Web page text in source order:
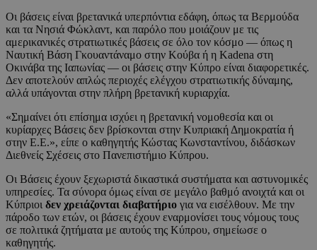
Οι βάσεις είναι βρετανικά υπερπόντια εδάφη, όπως τα Βερμούδα
και τα Νησιά Φώκλαντ, και παρόλο που μοιάζουν με τις
αμερικανικές στρατιωτικές βάσεις σε όλο τον κόσμο — όπως η
Ναυτική Βάση Γκουαντάναμο στην Κούβα ή η Kadena στη
Οκινάβα της Ιαπωνίας — οι βάσεις στην Κύπρο είναι διαφορετικές.
Δεν αποτελούν απλώς περιοχές ελέγχου στρατιωτικής δύναμης,
αλλά υπάγονται στην πλήρη βρετανική κυριαρχία.
«Σημαίνει ότι επίσημα ισχύει η βρετανική νομοθεσία και οι
κυρίαρχες Βάσεις δεν βρίσκονται στην Κυπριακή Δημοκρατία ή
στην Ε.Ε.», είπε ο καθηγητής Κώστας Κωνσταντίνου, διδάσκων
Διεθνείς Σχέσεις στο Πανεπιστήμιο Κύπρου.
Οι Βάσεις έχουν ξεχωριστά δικαστικά συστήματα και αστυνομικές
υπηρεσίες. Τα σύνορα όμως είναι σε μεγάλο βαθμό ανοιχτά και οι
Κύπριοι δεν χρειάζονται διαβατήριο για να εισέλθουν. Με την
πάροδο των ετών, οι βάσεις έχουν εναρμονίσει τους νόμους τους
σε πολιτικά ζητήματα με αυτούς της Κύπρου, σημείωσε ο
καθηγητής.